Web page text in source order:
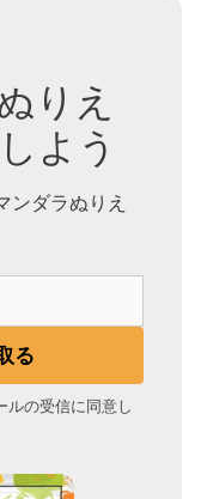
りえ
よう
ンダラぬりえ
る
ルの受信に同意し